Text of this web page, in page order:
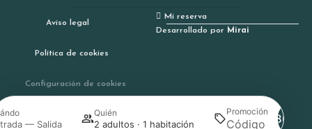
— Salida
Quién
2 adultos · 1 habitación
Promoción
Buscar
Aviso legal
Política de cookies
Configuración de cookies
Mi reserva
Desarrollado por Mirai